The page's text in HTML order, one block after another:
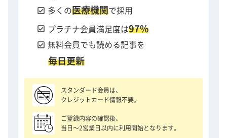
check_box 多くの医療機関で採用
check_box プラチナ会員満足度は97%
check_box 無料会員でも読める記事を
毎日更新
スタンダード会員は、
クレジットカード情報不要。
ご登録内容の確認後、
当日〜2営業日以内に利用開始となります。